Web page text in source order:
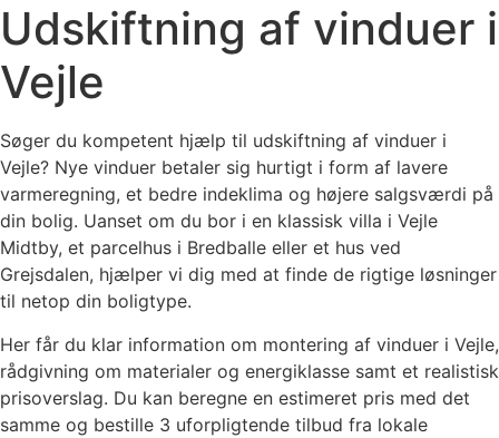
Udskiftning af vinduer i
Vejle
Søger du kompetent hjælp til udskiftning af vinduer i
Vejle? Nye vinduer betaler sig hurtigt i form af lavere
varmeregning, et bedre indeklima og højere salgsværdi på
din bolig. Uanset om du bor i en klassisk villa i Vejle
Midtby, et parcelhus i Bredballe eller et hus ved
Grejsdalen, hjælper vi dig med at finde de rigtige løsninger
til netop din boligtype.
Her får du klar information om montering af vinduer i Vejle,
rådgivning om materialer og energiklasse samt et realistisk
prisoverslag. Du kan beregne en estimeret pris med det
samme og bestille 3 uforpligtende tilbud fra lokale